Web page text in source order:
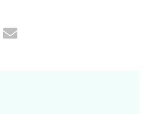
Share